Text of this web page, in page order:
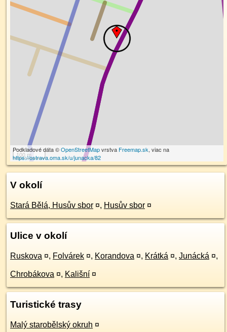
100 m
Podkladové dáta ©OpenStreetMapvrstva Freemap.sk, viac na
https://ostrava.oma.sk/u/junacka/82
V okolí
Stará Bělá, Husův sbor ¤, Husův sbor ¤
Ulice v okolí
Ruskova ¤, Folvárek ¤, Korandova ¤, Krátká ¤, Junácká ¤,
Chrobákova ¤, Kališní ¤
Turistické trasy
Malý starobělský okruh ¤